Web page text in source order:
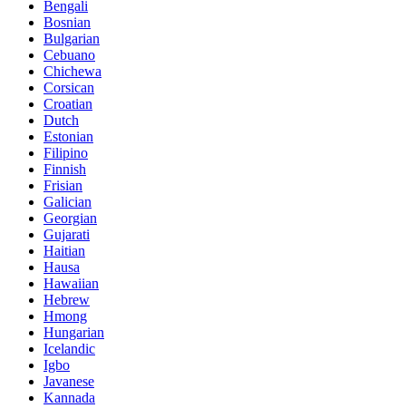
Bengali
Bosnian
Bulgarian
Cebuano
Chichewa
Corsican
Croatian
Dutch
Estonian
Filipino
Finnish
Frisian
Galician
Georgian
Gujarati
Haitian
Hausa
Hawaiian
Hebrew
Hmong
Hungarian
Icelandic
Igbo
Javanese
Kannada